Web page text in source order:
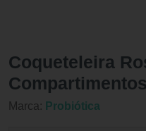
Coqueteleira
Marca: Probiótica